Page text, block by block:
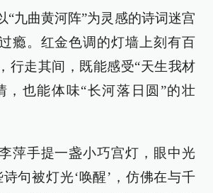
“九曲黄河阵”为灵感的诗词迷宫
瘾。红金色调的灯墙上刻有百
行走其间，既能感受“天生我材
，也能体味“长河落日圆”的壮
萍手提一盏小巧宫灯，眼中光
句被灯光‘唤醒’，仿佛在与千